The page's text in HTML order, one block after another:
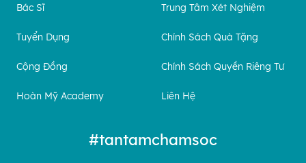
Bác Sĩ
Tuyển Dụng
Cộng Đồng
Hoàn Mỹ Academy
Trung Tâm Xét Nghiệm
Chính Sách Quà Tặng
Chính Sách Quyền Riêng Tư
Liên Hệ
#tantamchamsoc